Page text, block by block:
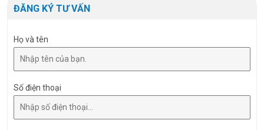
ĐĂNG KÝ TƯ VẤN
Họ và tên
Số điện thoại